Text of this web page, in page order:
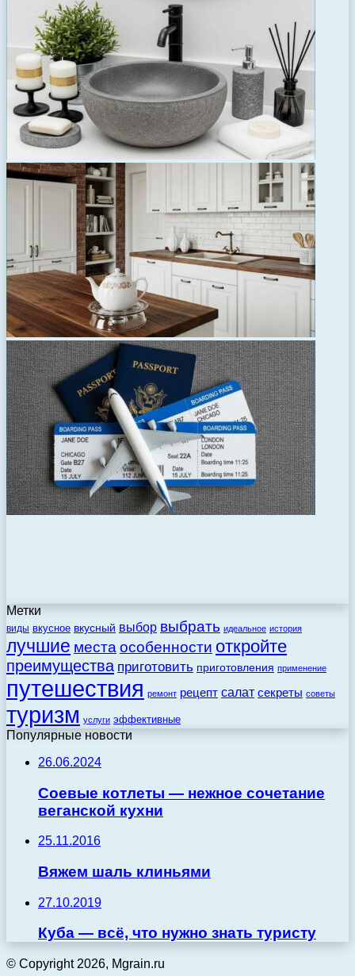
Метки
виды вкусное вкусный выбор выбрать идеальное история
лучшие места особенности откройте
преимущества приготовить приготовления применение
путешествия ремонт рецепт салат секреты советы
туризм услуги эффективные
Популярные новости
26.06.2024
Соевые котлеты — нежное сочетание
веганской кухни
25.11.2016
Вяжем шаль клиньями
27.10.2019
Куба — всё, что нужно знать туристу
© Copyright 2026, Mgrain.ru